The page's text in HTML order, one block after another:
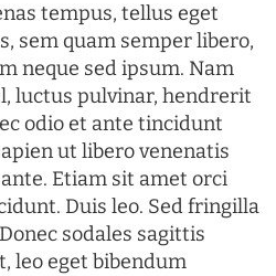
tempus, tellus eget
sem quam semper libero,
neque sed ipsum. Nam
luctus pulvinar, hendrerit
odio et ante tincidunt
ut libero venenatis
Etiam sit amet orci
Duis leo. Sed fringilla
sodales sagittis
leo eget bibendum